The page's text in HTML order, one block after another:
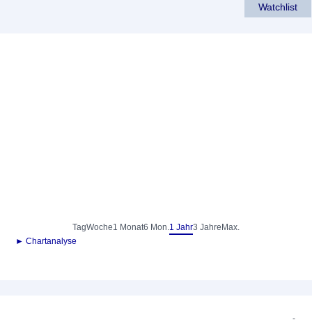
Watchlist
TagWoche1 Monat6 Mon.1 Jahr3 Jahre Max.
► Chartanalyse
-